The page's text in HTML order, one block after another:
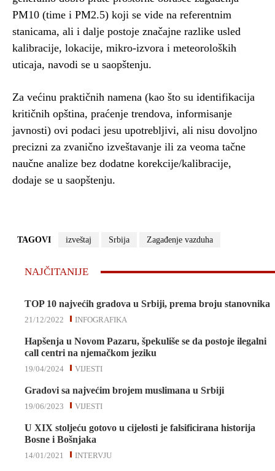
PM10 (time i PM2.5) koji se vide na referentnim
stanicama, ali i dalje postoje značajne razlike usled
kalibracije, lokacije, mikro-izvora i meteoroloških
uticaja, navodi se u saopštenju.
Za većinu praktičnih namena (kao što su identifikacija
kritičnih opština, praćenje trendova, informisanje
javnosti) ovi podaci jesu upotrebljivi, ali nisu dovoljno
precizni za zvanično izveštavanje ili za veoma tačne
naučne analize bez dodatne korekcije/kalibracije,
dodaje se u saopštenju.
TAGOVI izveštaj Srbija Zagađenje vazduha
NAJČITANIJE
TOP 10 najvećih gradova u Srbiji, prema broju stanovnika
INFOGRAFIKA
21/12/2022
Hapšenja u Novom Pazaru, špekuliše se da postoje ilegalni
call centri na njemačkom jeziku
VIJESTI
19/04/2024
Gradovi sa najvećim brojem muslimana u Srbiji
VIJESTI
19/06/2023
U XIX stoljeću gotovo u cijelosti je falsificirana historija
Bosne i Bošnjaka
INTERVJU
14/01/2021